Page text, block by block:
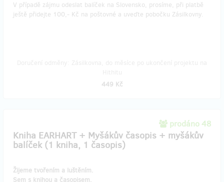
V případě zájmu odeslat balíček na Slovensko, prosíme, při platbě
ještě přidejte 100,- Kč na poštovné a uveďte pobočku Zásilkovny.
449 Kč
prodáno 48
Kniha EARHART + Myšákův časopis + myšákův
balíček (1 kniha, 1 časopis)
Žijeme tvořením a luštěním.
Sem s knihou a časopisem.